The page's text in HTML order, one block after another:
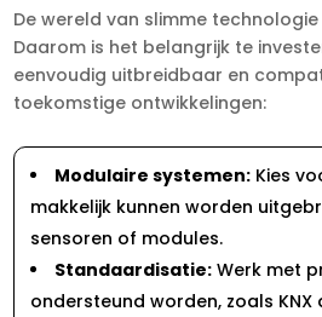
De wereld van slimme
Daarom is het belangrijk te
eenvoudig uitbreidbaar en
toekomstige ontwikkelingen:
Modulaire systemen: Kies
makkelijk kunnen worden
sensoren of modules.​
Standaardisatie: Werk met
ondersteund worden, zoals